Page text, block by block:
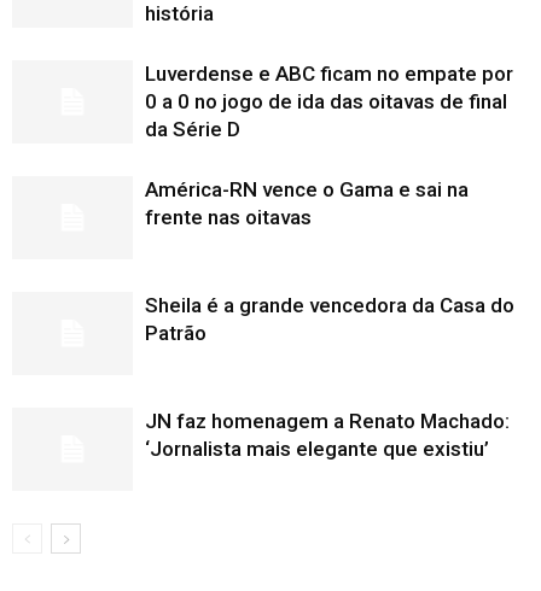
história
Luverdense e ABC ficam no empate por
0 a 0 no jogo de ida das oitavas de final
da Série D
América-RN vence o Gama e sai na
frente nas oitavas
Sheila é a grande vencedora da Casa do
Patrão
JN faz homenagem a Renato Machado:
‘Jornalista mais elegante que existiu’